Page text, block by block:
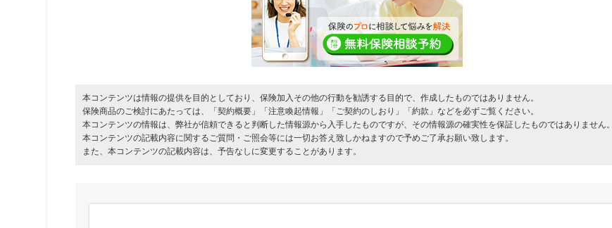
本コンテンツは情報の提供を目的としており、保険加入その他の行動を勧誘する目的で、作成したものではありません。
保険商品のご検討にあたっては、「契約概要」「注意喚起情報」「ご契約のしおり」「約款」などを必ずご覧ください。
本コンテンツの情報は、弊社が信頼できると判断した情報源から入手したものですが、その情報源の確実性を保証したものではありません。
本コンテンツの記載内容に関するご質問・ご照会等には一切お答え致しかねますので予めご了承お願い致します。
また、本コンテンツの記載内容は、予告なしに変更することがあります。